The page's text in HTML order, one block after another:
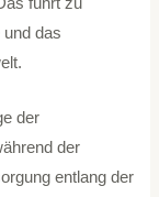
das
der
der
entlang der